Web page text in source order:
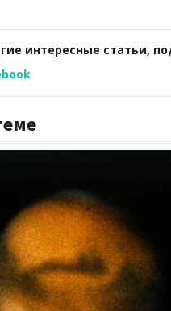
интересные статьи,